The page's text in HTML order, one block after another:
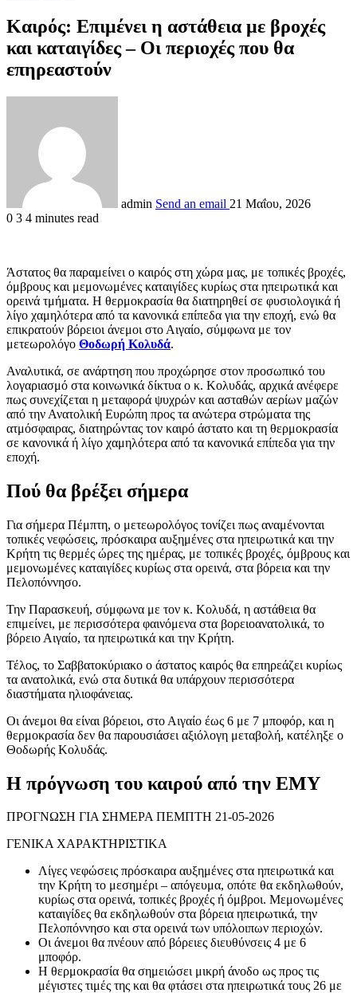
Καιρός: Επιμένει η αστάθεια με βροχές
και καταιγίδες – Οι περιοχές που θα
επηρεαστούν
admin Send an email 21 Μαΐου, 2026
0 3 4 minutes read
Άστατος θα παραμείνει ο καιρός στη χώρα μας, με τοπικές βροχές,
όμβρους και μεμονωμένες καταιγίδες κυρίως στα ηπειρωτικά και
ορεινά τμήματα. Η θερμοκρασία θα διατηρηθεί σε φυσιολογικά ή
λίγο χαμηλότερα από τα κανονικά επίπεδα για την εποχή, ενώ θα
επικρατούν βόρειοι άνεμοι στο Αιγαίο, σύμφωνα με τον
μετεωρολόγο Θοδωρή Κολυδά.
Αναλυτικά, σε ανάρτηση που προχώρησε στον προσωπικό του
λογαριασμό στα κοινωνικά δίκτυα ο κ. Κολυδάς, αρχικά ανέφερε
πως συνεχίζεται η μεταφορά ψυχρών και ασταθών αερίων μαζών
από την Ανατολική Ευρώπη προς τα ανώτερα στρώματα της
ατμόσφαιρας, διατηρώντας τον καιρό άστατο και τη θερμοκρασία
σε κανονικά ή λίγο χαμηλότερα από τα κανονικά επίπεδα για την
εποχή.
Πού θα βρέξει σήμερα
Για σήμερα Πέμπτη, ο μετεωρολόγος τονίζει πως αναμένονται
τοπικές νεφώσεις, πρόσκαιρα αυξημένες στα ηπειρωτικά και την
Κρήτη τις θερμές ώρες της ημέρας, με τοπικές βροχές, όμβρους και
μεμονωμένες καταιγίδες κυρίως στα ορεινά, στα βόρεια και την
Πελοπόννησο.
Την Παρασκευή, σύμφωνα με τον κ. Κολυδά, η αστάθεια θα
επιμείνει, με περισσότερα φαινόμενα στα βορειοανατολικά, το
βόρειο Αιγαίο, τα ηπειρωτικά και την Κρήτη.
Τέλος, το Σαββατοκύριακο ο άστατος καιρός θα επηρεάζει κυρίως
τα ανατολικά, ενώ στα δυτικά θα υπάρχουν περισσότερα
διαστήματα ηλιοφάνειας.
Οι άνεμοι θα είναι βόρειοι, στο Αιγαίο έως 6 με 7 μποφόρ, και η
θερμοκρασία δεν θα παρουσιάσει αξιόλογη μεταβολή, κατέληξε ο
Θοδωρής Κολυδάς.
Η πρόγνωση του καιρού από την ΕΜΥ
ΠΡΟΓΝΩΣΗ ΓΙΑ ΣΗΜΕΡΑ ΠΕΜΠΤΗ 21-05-2026
ΓΕΝΙΚΑ ΧΑΡΑΚΤΗΡΙΣΤΙΚΑ
Λίγες νεφώσεις πρόσκαιρα αυξημένες στα ηπειρωτικά και
την Κρήτη το μεσημέρι – απόγευμα, οπότε θα εκδηλωθούν,
κυρίως στα ορεινά, τοπικές βροχές ή όμβροι. Μεμονωμένες
καταιγίδες θα εκδηλωθούν στα βόρεια ηπειρωτικά, την
Πελοπόννησο και στα ορεινά των υπόλοιπων περιοχών.
Οι άνεμοι θα πνέουν από βόρειες διευθύνσεις 4 με 6
μποφόρ.
Η θερμοκρασία θα σημειώσει μικρή άνοδο ως προς τις
μέγιστες τιμές της και θα φτάσει στα ηπειρωτικά τους 26 με